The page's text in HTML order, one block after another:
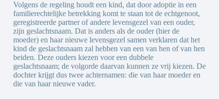
Volgens de regeling houdt een kind, dat door adoptie in een
familierechtelijke betrekking komt te staan tot de echtgenoot,
geregistreerde partner of andere levensgezel van een ouder,
zijn geslachtsnaam. Dat is anders als de ouder (hier de
moeder) en haar nieuwe levensgezel samen verklaren dat het
kind de geslachtsnaam zal hebben van een van hen of van hen
beiden. Deze ouders kiezen voor een dubbele
geslachtsnaam; de volgorde daarvan kunnen ze vrij kiezen. De
dochter krijgt dus twee achternamen: die van haar moeder en
die van haar nieuwe vader.